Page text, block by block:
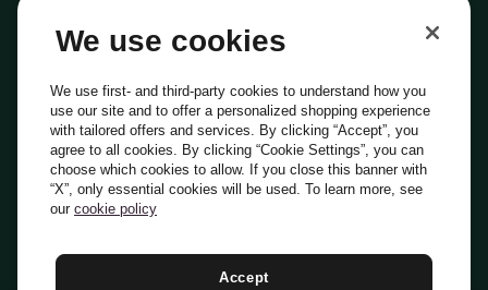
Everli Shoppers
Scopri chi siamo
Domande frequenti
Lavora con noi
Diventa Shopper
Investitori
PrivacyCookiePreferenze Cookie
Termini e Condizioni
Italiano
We use cookies
We use first- and third-party cookies to understand how you
use our site and to offer a personalized shopping experience
with tailored offers and services. By clicking “Accept”, you
agree to all cookies. By clicking “Cookie Settings”, you can
choose which cookies to allow. If you close this banner with
“X”, only essential cookies will be used. To learn more, see
our cookie policy
Accept